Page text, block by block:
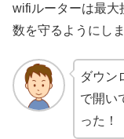
wifiルーターは最大
数を守るようにし
ダウン
で開い
った！